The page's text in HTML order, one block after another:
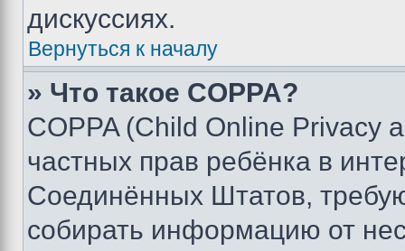
дискуссиях.
Вернуться к началу
» Что такое COPPA?
COPPA (Child Online Privacy
частных прав ребёнка в
Соединённых Штатов,
собирать информацию от